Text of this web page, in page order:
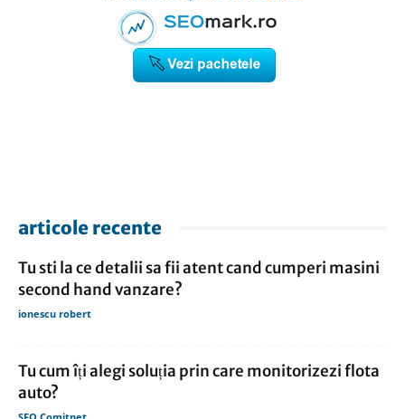
articole recente
Tu sti la ce detalii sa fii atent cand cumperi masini
second hand vanzare?
ionescu robert
Tu cum îți alegi soluția prin care monitorizezi flota
auto?